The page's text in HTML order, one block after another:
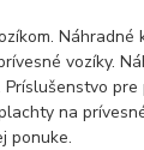
Náhradné
vozíky.
pre
na
ponuke.